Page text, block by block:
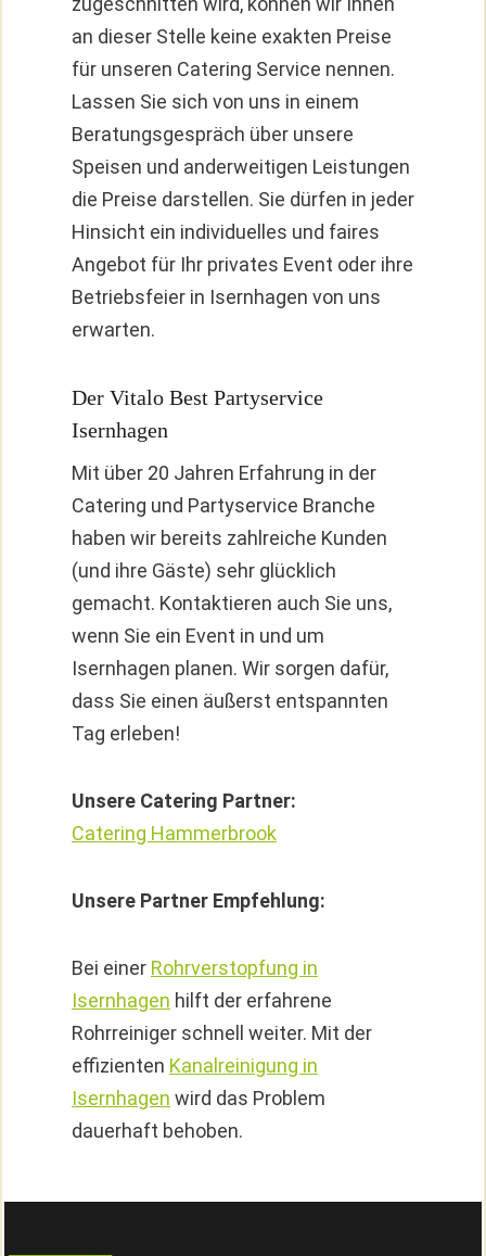
an dieser Stelle keine exakten Preise
für unseren Catering Service nennen.
Lassen Sie sich von uns in einem
Beratungsgespräch über unsere
Speisen und anderweitigen Leistungen
die Preise darstellen. Sie dürfen in jeder
Hinsicht ein individuelles und faires
Angebot für Ihr privates Event oder ihre
Betriebsfeier in Isernhagen von uns
erwarten.
Der Vitalo Best Partyservice
Isernhagen
Mit über 20 Jahren Erfahrung in der
Catering und Partyservice Branche
haben wir bereits zahlreiche Kunden
(und ihre Gäste) sehr glücklich
gemacht. Kontaktieren auch Sie uns,
wenn Sie ein Event in und um
Isernhagen planen. Wir sorgen dafür,
dass Sie einen äußerst entspannten
Tag erleben!
Unsere Catering Partner:
Catering Hammerbrook
Unsere Partner Empfehlung:
Bei einer Rohrverstopfung in
Isernhagen hilft der erfahrene
Rohrreiniger schnell weiter. Mit der
effizienten Kanalreinigung in
Isernhagen wird das Problem
dauerhaft behoben.